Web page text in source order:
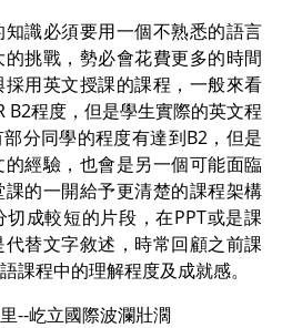
識必須要用一個不熟悉的語言
挑戰，勢必會花費更多的時間
用英文授課的課程，一般來看
B2程度，但是學生實際的英文程
分同學的程度有達到B2，但是
經驗，也會是另一個可能面臨
的一開給予更清楚的課程架構
成較短的片段，在PPT或是課
替文字敘述，時常回顧之前課
課程中的理解程度及成就感。
--屹立國際波瀾壯濶